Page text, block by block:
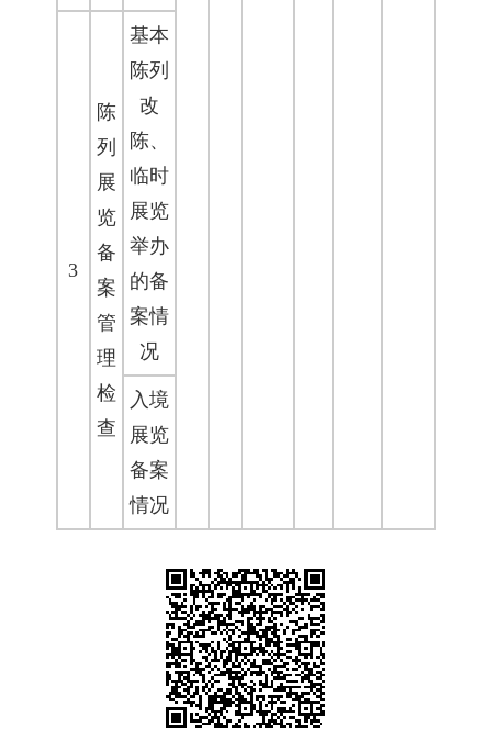
3
陈
列
展
览
备
案
管
理
检
查
基本
陈列
改
陈、
临时
展览
举办
的备
案情
况
入境
展览
备案
情况